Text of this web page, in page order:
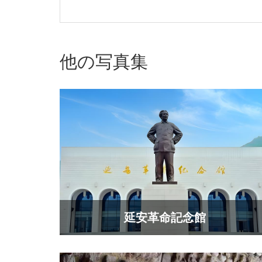
他の写真集
延安革命記念館